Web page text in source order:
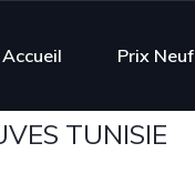
Accueil Prix Neuf
TUNISIE